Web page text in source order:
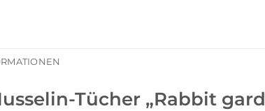
Tücher „Rabbit